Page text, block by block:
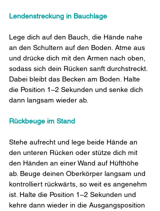
Lendenstreckung in Bauchlage
Lege dich auf den Bauch, die Hände nahe
an den Schultern auf den Boden. Atme aus
und drücke dich mit den Armen nach oben,
sodass sich dein Rücken sanft durchstreckt.
Dabei bleibt das Becken am Boden. Halte
die Position 1–2 Sekunden und senke dich
dann langsam wieder ab.
Rückbeuge im Stand
Stehe aufrecht und lege beide Hände an
den unteren Rücken oder stütze dich mit
den Händen an einer Wand auf Hüfthöhe
ab. Beuge deinen Oberkörper langsam und
kontrolliert rückwärts, so weit es angenehm
ist. Halte die Position 1–2 Sekunden und
kehre dann wieder in die Ausgangsposition